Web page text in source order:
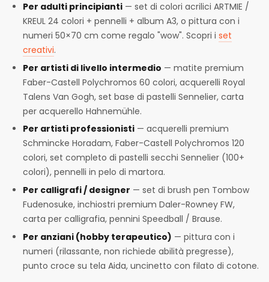
Per adulti principianti — set di colori acrilici ARTMIE /
KREUL 24 colori + pennelli + album A3, o pittura con i
numeri 50×70 cm come regalo "wow". Scopri iset
creativi.
Per artisti di livello intermedio — matite premium
Faber-Castell Polychromos 60 colori, acquerelli Royal
Talens Van Gogh, set base di pastelli Sennelier, carta
per acquerello Hahnemühle.
Per artisti professionisti — acquerelli premium
Schmincke Horadam, Faber-Castell Polychromos 120
colori, set completo di pastelli secchi Sennelier (100+
colori), pennelli in pelo di martora.
Per calligrafi / designer — set di brush pen Tombow
Fudenosuke, inchiostri premium Daler-Rowney FW,
carta per calligrafia, pennini Speedball / Brause.
Per anziani (hobby terapeutico) — pittura con i
numeri (rilassante, non richiede abilità pregresse),
punto croce su tela Aida, uncinetto con filato di cotone.